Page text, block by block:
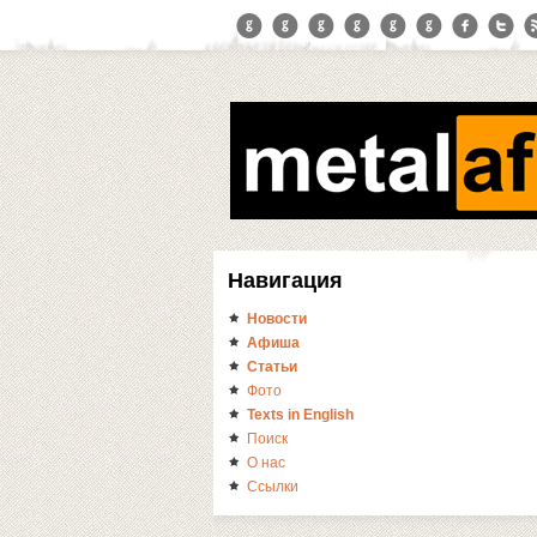
Навигация
Новости
Афиша
Статьи
Фото
Texts in English
Поиск
О нас
Ссылки